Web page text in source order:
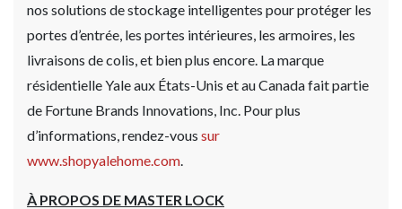
nos solutions de stockage intelligentes pour protéger les
portes d’entrée, les portes intérieures, les armoires, les
livraisons de colis, et bien plus encore. La marque
résidentielle Yale aux États-Unis et au Canada fait partie
de Fortune Brands Innovations, Inc. Pour plus
d’informations, rendez-vous sur
www.shopyalehome.com.
À PROPOS DE MASTER LOCK